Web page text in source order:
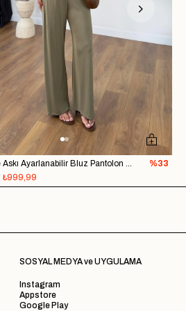
Wish Olive Askı Ayarlanabilir Bluz Pantolon Takım
₺999,99
%33
SOSYAL MEDYA ve UYGULAMA
Instagram
Appstore
Google Play